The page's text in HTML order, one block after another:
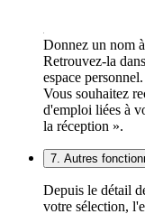
Donnez un nom
Retrouvez-la
espace personnel.
Vous souhaitez
d'emploi liées à
la réception ».
7. Autres
Depuis le détail
votre sélection,